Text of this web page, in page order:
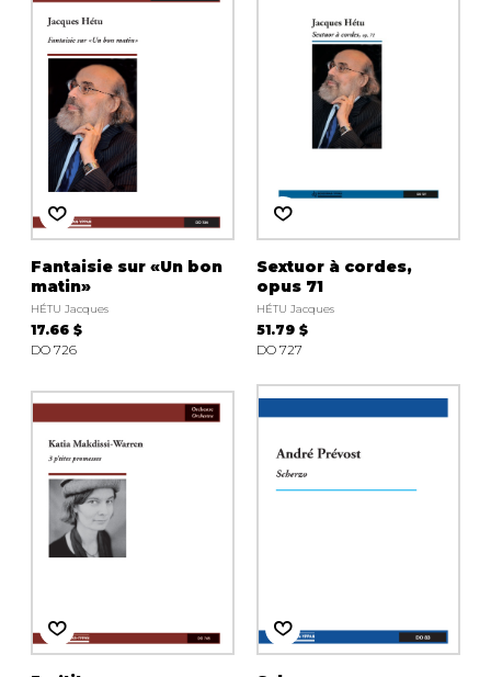
Fantaisie sur «Un bon
matin»
HÉTU Jacques
17.66 $
DO 726
Sextuor à cordes,
opus 71
HÉTU Jacques
51.79 $
DO 727